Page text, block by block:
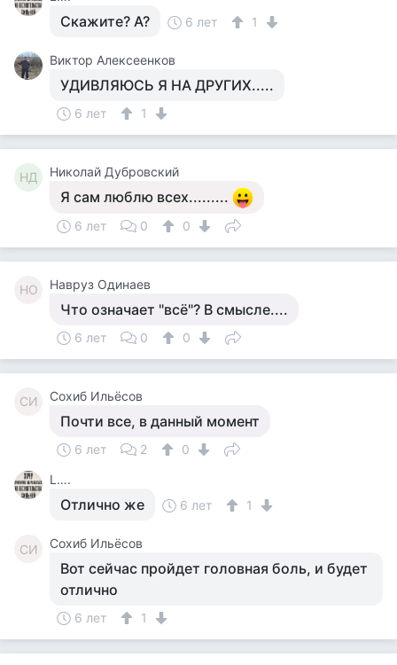
Скажите? А? 6 лет 1
Виктор Алексеенков
УДИВЛЯЮСЬ Я НА ДРУГИХ.....
6 лет 1
НД Николай Дубровский
Я сам люблю всех.........
6 лет 0 0
НО Навруз Одинаев
Что означает "всё"? В смысле....
6 лет 0 0
СИ Сохиб Ильёсов
Почти все, в данный момент
6 лет 2
0
L….
Отлично же 6 лет 1
СИ Сохиб Ильёсов
Вот сейчас пройдет головная боль, и будет
отлично
6 лет 1